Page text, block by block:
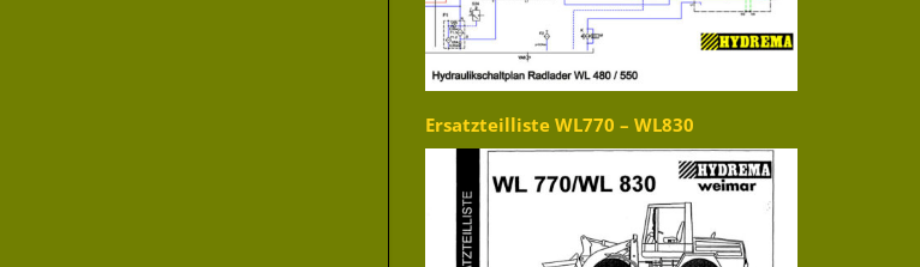
Ersatzteilliste WL770 – WL830